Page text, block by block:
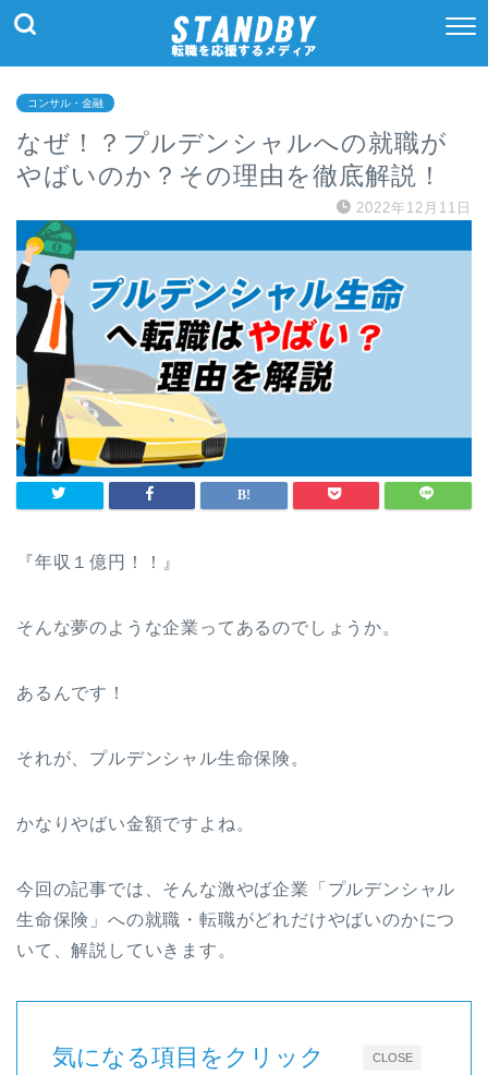
コンサル・金融
なぜ！？プルデンシャルへの就職が
やばいのか？その理由を徹底解説！
2022年12月11日
『年収１億円！！』
そんな夢のような企業ってあるのでしょうか。
あるんです！
それが、プルデンシャル生命保険。
かなりやばい金額ですよね。
今回の記事では、そんな激やば企業「プルデンシャル
生命保険」への就職・転職がどれだけやばいのかにつ
いて、解説していきます。
CLOSE
気になる項目をクリック